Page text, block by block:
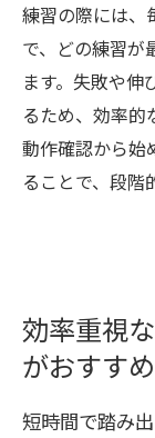
練習の際には、
で、どの練習が
ます。失敗や
るため、効率的
動作確認から始
ることで、段階
効率重視
がおすすめ
短時間で踏み